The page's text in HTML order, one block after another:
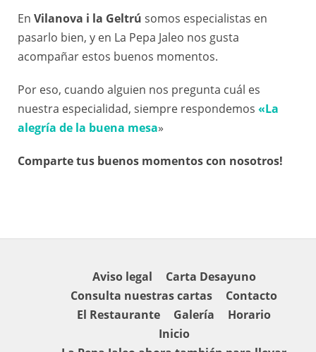
En Vilanova i la Geltrú somos especialistas en
pasarlo bien, y en La Pepa Jaleo nos gusta
acompañar estos buenos momentos.
Por eso, cuando alguien nos pregunta cuál es
nuestra especialidad, siempre respondemos «La
alegría de la buena mesa»
Comparte tus buenos momentos con nosotros!
Aviso legal
Carta Desayuno
Consulta nuestras cartas
Contacto
El Restaurante
Galería
Horario
Inicio